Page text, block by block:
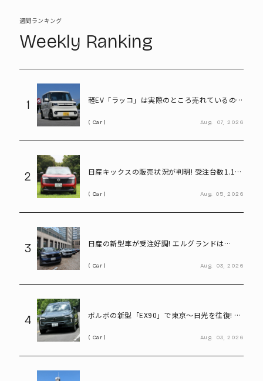
週間ランキング
Weekly Ranking
1
軽EV「ラッコ」は実際のところ売れているの
Car Aug. 07, 2026
2
日産キックスの販売状況が判明! 受注台数1.1台
Car Aug. 05, 2026
3
日産の新型車が受注好調! エルグランドは
Car Aug. 03, 2026
4
ボルボの新型「EX90」で東京～日光を往復! い
Car Aug. 03, 2026